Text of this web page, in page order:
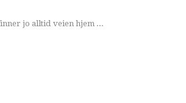
jo alltid veien hjem ...